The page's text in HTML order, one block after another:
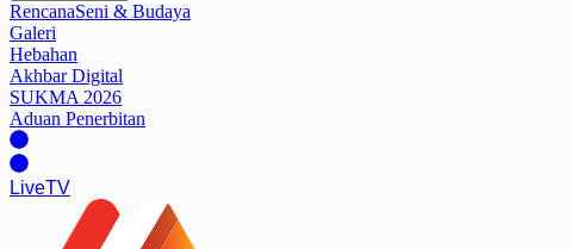
RencanaSeni & Budaya
Galeri
Hebahan
Akhbar Digital
SUKMA 2026
Aduan Penerbitan
LiveTV